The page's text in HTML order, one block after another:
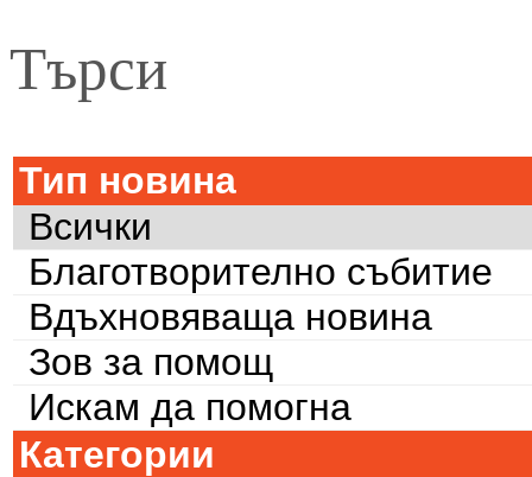
Търси
Тип новина
Всички
Благотворително събитие
Вдъхновяваща новина
Зов за помощ
Искам да помогна
Категории